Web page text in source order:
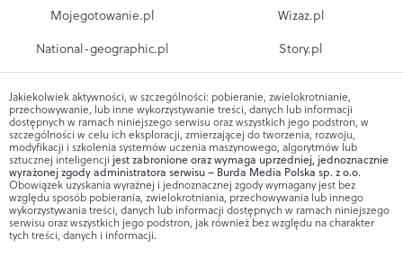
Mojegotowanie.pl
National-geographic.pl
Wizaz.pl
Story.pl
Jakiekolwiek aktywności, w szczególności: pobieranie, zwielokrotnianie,
przechowywanie, lub inne wykorzystywanie treści, danych lub informacji
dostępnych w ramach niniejszego serwisu oraz wszystkich jego podstron, w
szczególności w celu ich eksploracji, zmierzającej do tworzenia, rozwoju,
modyfikacji i szkolenia systemów uczenia maszynowego, algorytmów lub
sztucznej inteligencji jest zabronione oraz wymaga uprzedniej, jednoznacznie
wyrażonej zgody administratora serwisu – Burda Media Polska sp. z o.o.
Obowiązek uzyskania wyraźnej i jednoznacznej zgody wymagany jest bez
względu sposób pobierania, zwielokrotniania, przechowywania lub innego
wykorzystywania treści, danych lub informacji dostępnych w ramach niniejszego
serwisu oraz wszystkich jego podstron, jak również bez względu na charakter
tych treści, danych i informacji.